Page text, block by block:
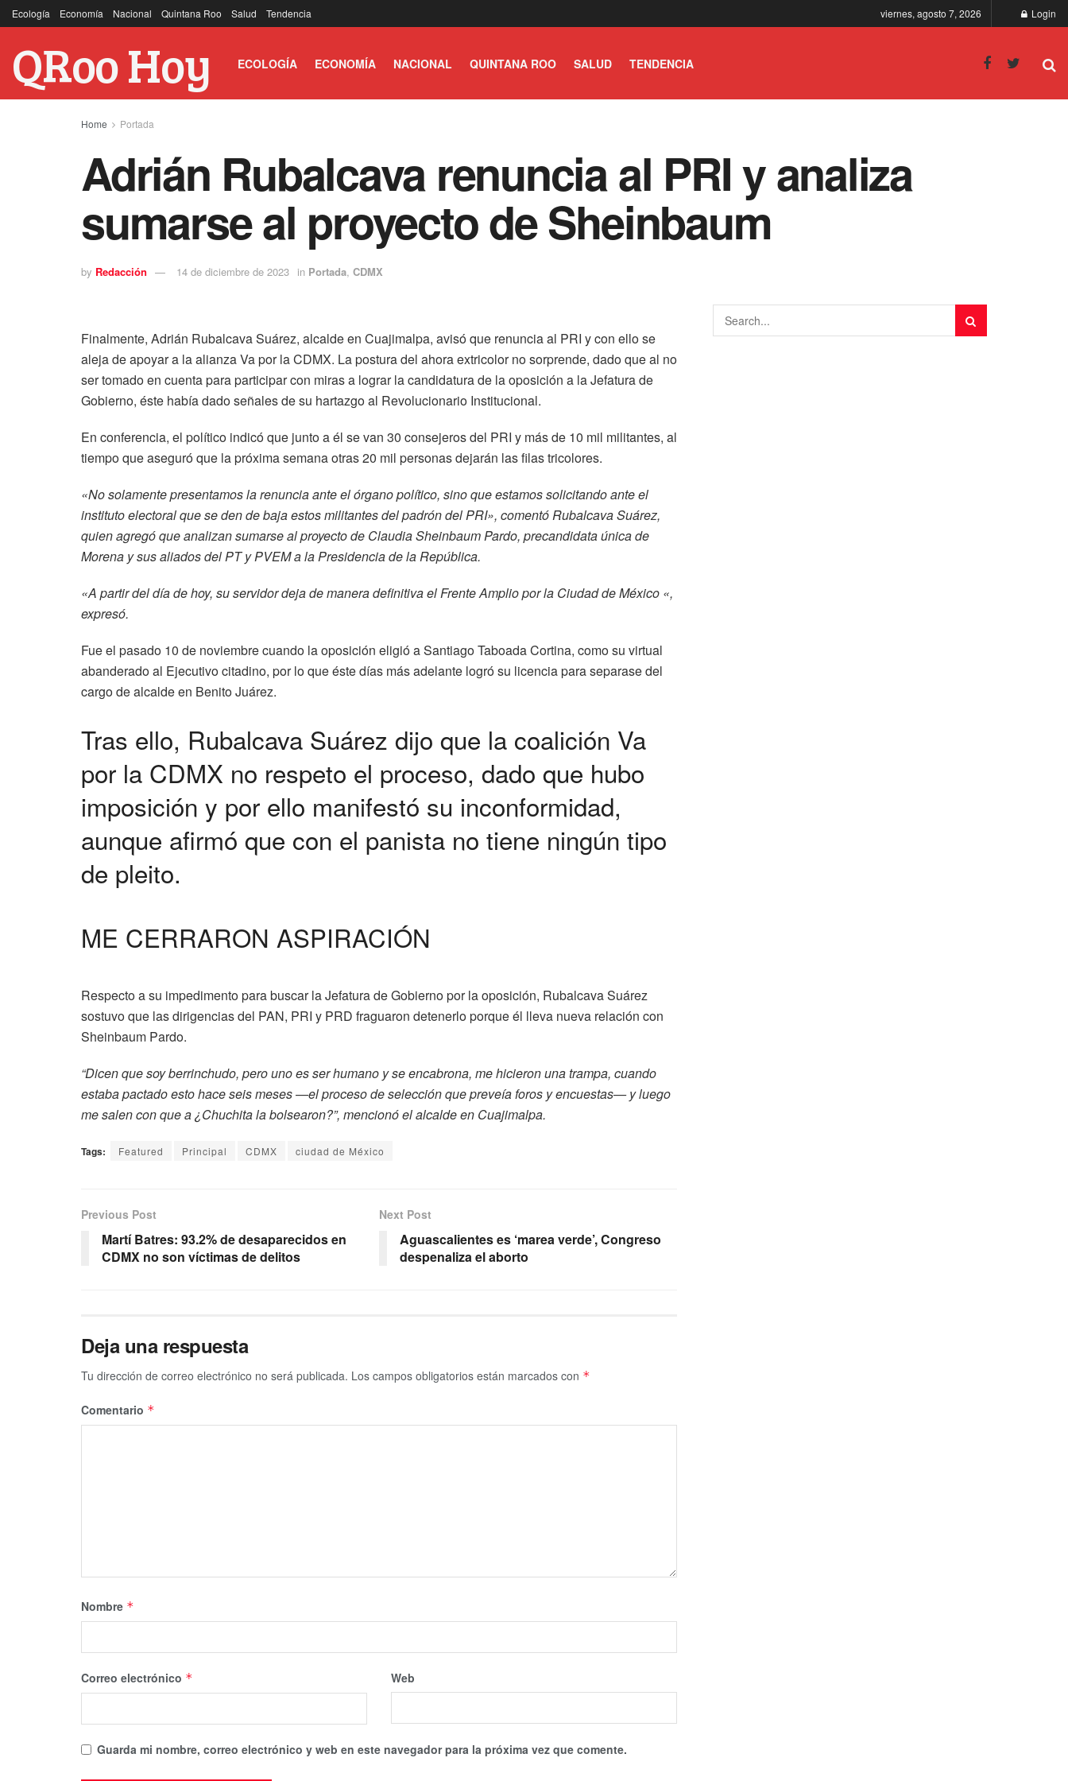
Ecología Economía Nacional Quintana Roo Salud Tendencia viernes, agosto 7, 2026 Login
QRoo Hoy ECOLOGÍA ECONOMÍA NACIONAL QUINTANA ROO SALUD TENDENCIA
Home Portada
Adrián Rubalcava renuncia al PRI y analiza
sumarse al proyecto de Sheinbaum
by Redacción 14 de diciembre de 2023 in Portada, CDMX
Finalmente, Adrián Rubalcava Suárez, alcalde en Cuajimalpa, avisó que renuncia al PRI y con ello se
aleja de apoyar a la alianza Va por la CDMX. La postura del ahora extricolor no sorprende, dado que al no
ser tomado en cuenta para participar con miras a lograr la candidatura de la oposición a la Jefatura de
Gobierno, éste había dado señales de su hartazgo al Revolucionario Institucional.
En conferencia, el político indicó que junto a él se van 30 consejeros del PRI y más de 10 mil militantes, al
tiempo que aseguró que la próxima semana otras 20 mil personas dejarán las filas tricolores.
«No solamente presentamos la renuncia ante el órgano político, sino que estamos solicitando ante el
instituto electoral que se den de baja estos militantes del padrón del PRI», comentó Rubalcava Suárez,
quien agregó que analizan sumarse al proyecto de Claudia Sheinbaum Pardo, precandidata única de
Morena y sus aliados del PT y PVEM a la Presidencia de la República.
«A partir del día de hoy, su servidor deja de manera definitiva el Frente Amplio por la Ciudad de México «,
expresó.
Fue el pasado 10 de noviembre cuando la oposición eligió a Santiago Taboada Cortina, como su virtual
abanderado al Ejecutivo citadino, por lo que éste días más adelante logró su licencia para separase del
cargo de alcalde en Benito Juárez.
Tras ello, Rubalcava Suárez dijo que la coalición Va
por la CDMX no respeto el proceso, dado que hubo
imposición y por ello manifestó su inconformidad,
aunque afirmó que con el panista no tiene ningún tipo
de pleito.
ME CERRARON ASPIRACIÓN
Respecto a su impedimento para buscar la Jefatura de Gobierno por la oposición, Rubalcava Suárez
sostuvo que las dirigencias del PAN, PRI y PRD fraguaron detenerlo porque él lleva nueva relación con
Sheinbaum Pardo.
“Dicen que soy berrinchudo, pero uno es ser humano y se encabrona, me hicieron una trampa, cuando
estaba pactado esto hace seis meses —el proceso de selección que preveía foros y encuestas— y luego
me salen con que a ¿Chuchita la bolsearon?”, mencionó el alcalde en Cuajimalpa.
Tags: Featured Principal CDMX ciudad de México
Previous Post
Martí Batres: 93.2% de desaparecidos en
CDMX no son víctimas de delitos
Next Post
Aguascalientes es ‘marea verde’, Congreso
despenaliza el aborto
Deja una respuesta
Tu dirección de correo electrónico no será publicada. Los campos obligatorios están marcados con *
Comentario *
Nombre *
Correo electrónico * Web
Guarda mi nombre, correo electrónico y web en este navegador para la próxima vez que comente.